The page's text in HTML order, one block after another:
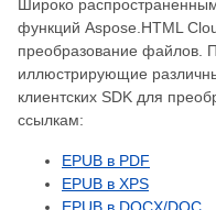
Широко
функций Aspose.HTML
преобразование файлов.
иллюстрирующие
клиентских SDK для
ссылкам:
EPUB в PDF
EPUB в XPS